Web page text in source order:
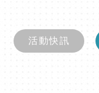
活動快訊